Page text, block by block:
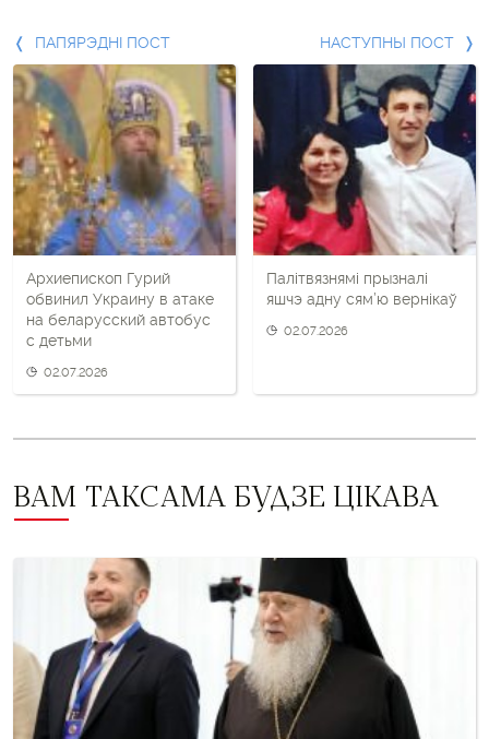
Папярэдні
пост
і
наступны
пост
ПАПЯРЭДНІ ПОСТ
Архиепископ Гурий
обвинил Украину в атаке
на беларусский автобус
с детьми
02.07.2026
НАСТУПНЫ ПОСТ
Палітвязнямі прызналі
яшчэ адну сям’ю вернікаў
02.07.2026
ВАМ ТАКСАМА БУДЗЕ ЦІКАВА